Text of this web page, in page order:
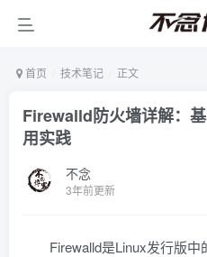
首页 技术笔记 正文
Firewalld防火墙详解：
用实践
不念
3年前更新
Firewalld是Linux发行版